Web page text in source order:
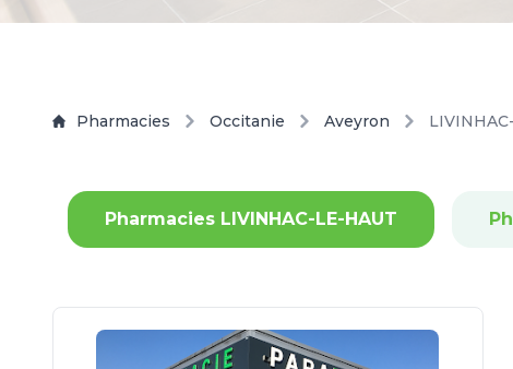
Pharmacies Occitanie Aveyron
Pharmacies LIVINHAC-LE-HAUT